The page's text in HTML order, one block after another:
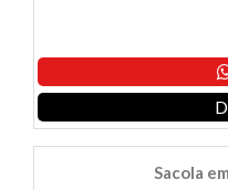
Sacola